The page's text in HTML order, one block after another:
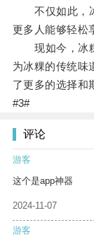
不仅如此，冰
更多人能够轻松
现如今，冰粿
为冰粿的传统味
了更多的选择和
#3#
评论
游客
这个是app神器
2024-11-07
游客